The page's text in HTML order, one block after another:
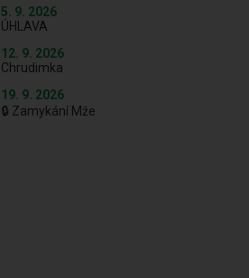
5. 9. 2026
ÚHLAVA
12. 9. 2026
Chrudimka
19. 9. 2026
🔒 Zamykání Mže